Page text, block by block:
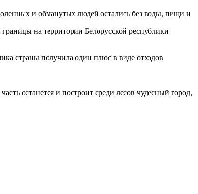
и обманутых людей остались без воды, пищи и
на территории Белорусской республики
страны получила один плюс в виде отходов
останется и построит среди лесов чудесный город,